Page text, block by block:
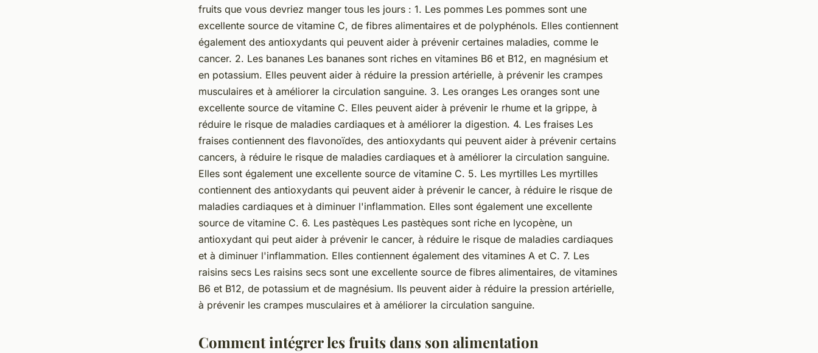
fruits que vous devriez manger tous les jours : 1. Les pommes Les pommes sont une
excellente source de vitamine C, de fibres alimentaires et de polyphénols. Elles contiennent
également des antioxydants qui peuvent aider à prévenir certaines maladies, comme le
cancer. 2. Les bananes Les bananes sont riches en vitamines B6 et B12, en magnésium et
en potassium. Elles peuvent aider à réduire la pression artérielle, à prévenir les crampes
musculaires et à améliorer la circulation sanguine. 3. Les oranges Les oranges sont une
excellente source de vitamine C. Elles peuvent aider à prévenir le rhume et la grippe, à
réduire le risque de maladies cardiaques et à améliorer la digestion. 4. Les fraises Les
fraises contiennent des flavonoïdes, des antioxydants qui peuvent aider à prévenir certains
cancers, à réduire le risque de maladies cardiaques et à améliorer la circulation sanguine.
Elles sont également une excellente source de vitamine C. 5. Les myrtilles Les myrtilles
contiennent des antioxydants qui peuvent aider à prévenir le cancer, à réduire le risque de
maladies cardiaques et à diminuer l'inflammation. Elles sont également une excellente
source de vitamine C. 6. Les pastèques Les pastèques sont riche en lycopène, un
antioxydant qui peut aider à prévenir le cancer, à réduire le risque de maladies cardiaques
et à diminuer l'inflammation. Elles contiennent également des vitamines A et C. 7. Les
raisins secs Les raisins secs sont une excellente source de fibres alimentaires, de vitamines
B6 et B12, de potassium et de magnésium. Ils peuvent aider à réduire la pression artérielle,
à prévenir les crampes musculaires et à améliorer la circulation sanguine.
Comment intégrer les fruits dans son alimentation